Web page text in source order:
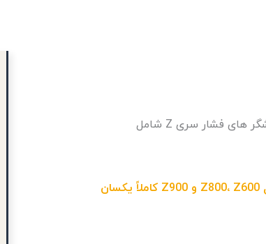
در این ویدیو، قصد داریم به نحوه نصب، سیم بندی و راه انداز‌ی نمایشگر های فشار سری Z شامل
(لازم به ذکره که نحوه سیم بندی و تنظیمات نمایشگر در هر سه مدل Z800، Z600 و Z900 کاملاً یکسان